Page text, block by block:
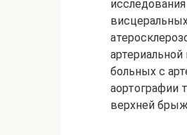
больных с
аортографии
верхней